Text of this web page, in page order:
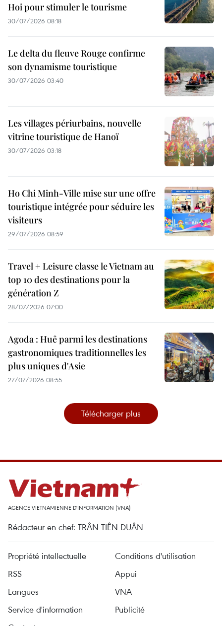
Hoi pour stimuler le tourisme
30/07/2026 08:18
Le delta du fleuve Rouge confirme
son dynamisme touristique
30/07/2026 03:40
Les villages périurbains, nouvelle
vitrine touristique de Hanoï
30/07/2026 03:18
Ho Chi Minh-Ville mise sur une offre
touristique intégrée pour séduire les
visiteurs
29/07/2026 08:59
Travel + Leisure classe le Vietnam au
top 10 des destinations pour la
génération Z
28/07/2026 07:00
Agoda : Huê parmi les destinations
gastronomiques traditionnelles les
plus uniques d'Asie
27/07/2026 08:55
Télécharger plus
AGENCE VIETNAMIENNE D'INFORMATION (VNA)
Rédacteur en chef: TRÂN TIÊN DUÂN
Propriété intellectuelle
Conditions d'utilisation
RSS
Appui
Langues
VNA
Service d'information
Publicité